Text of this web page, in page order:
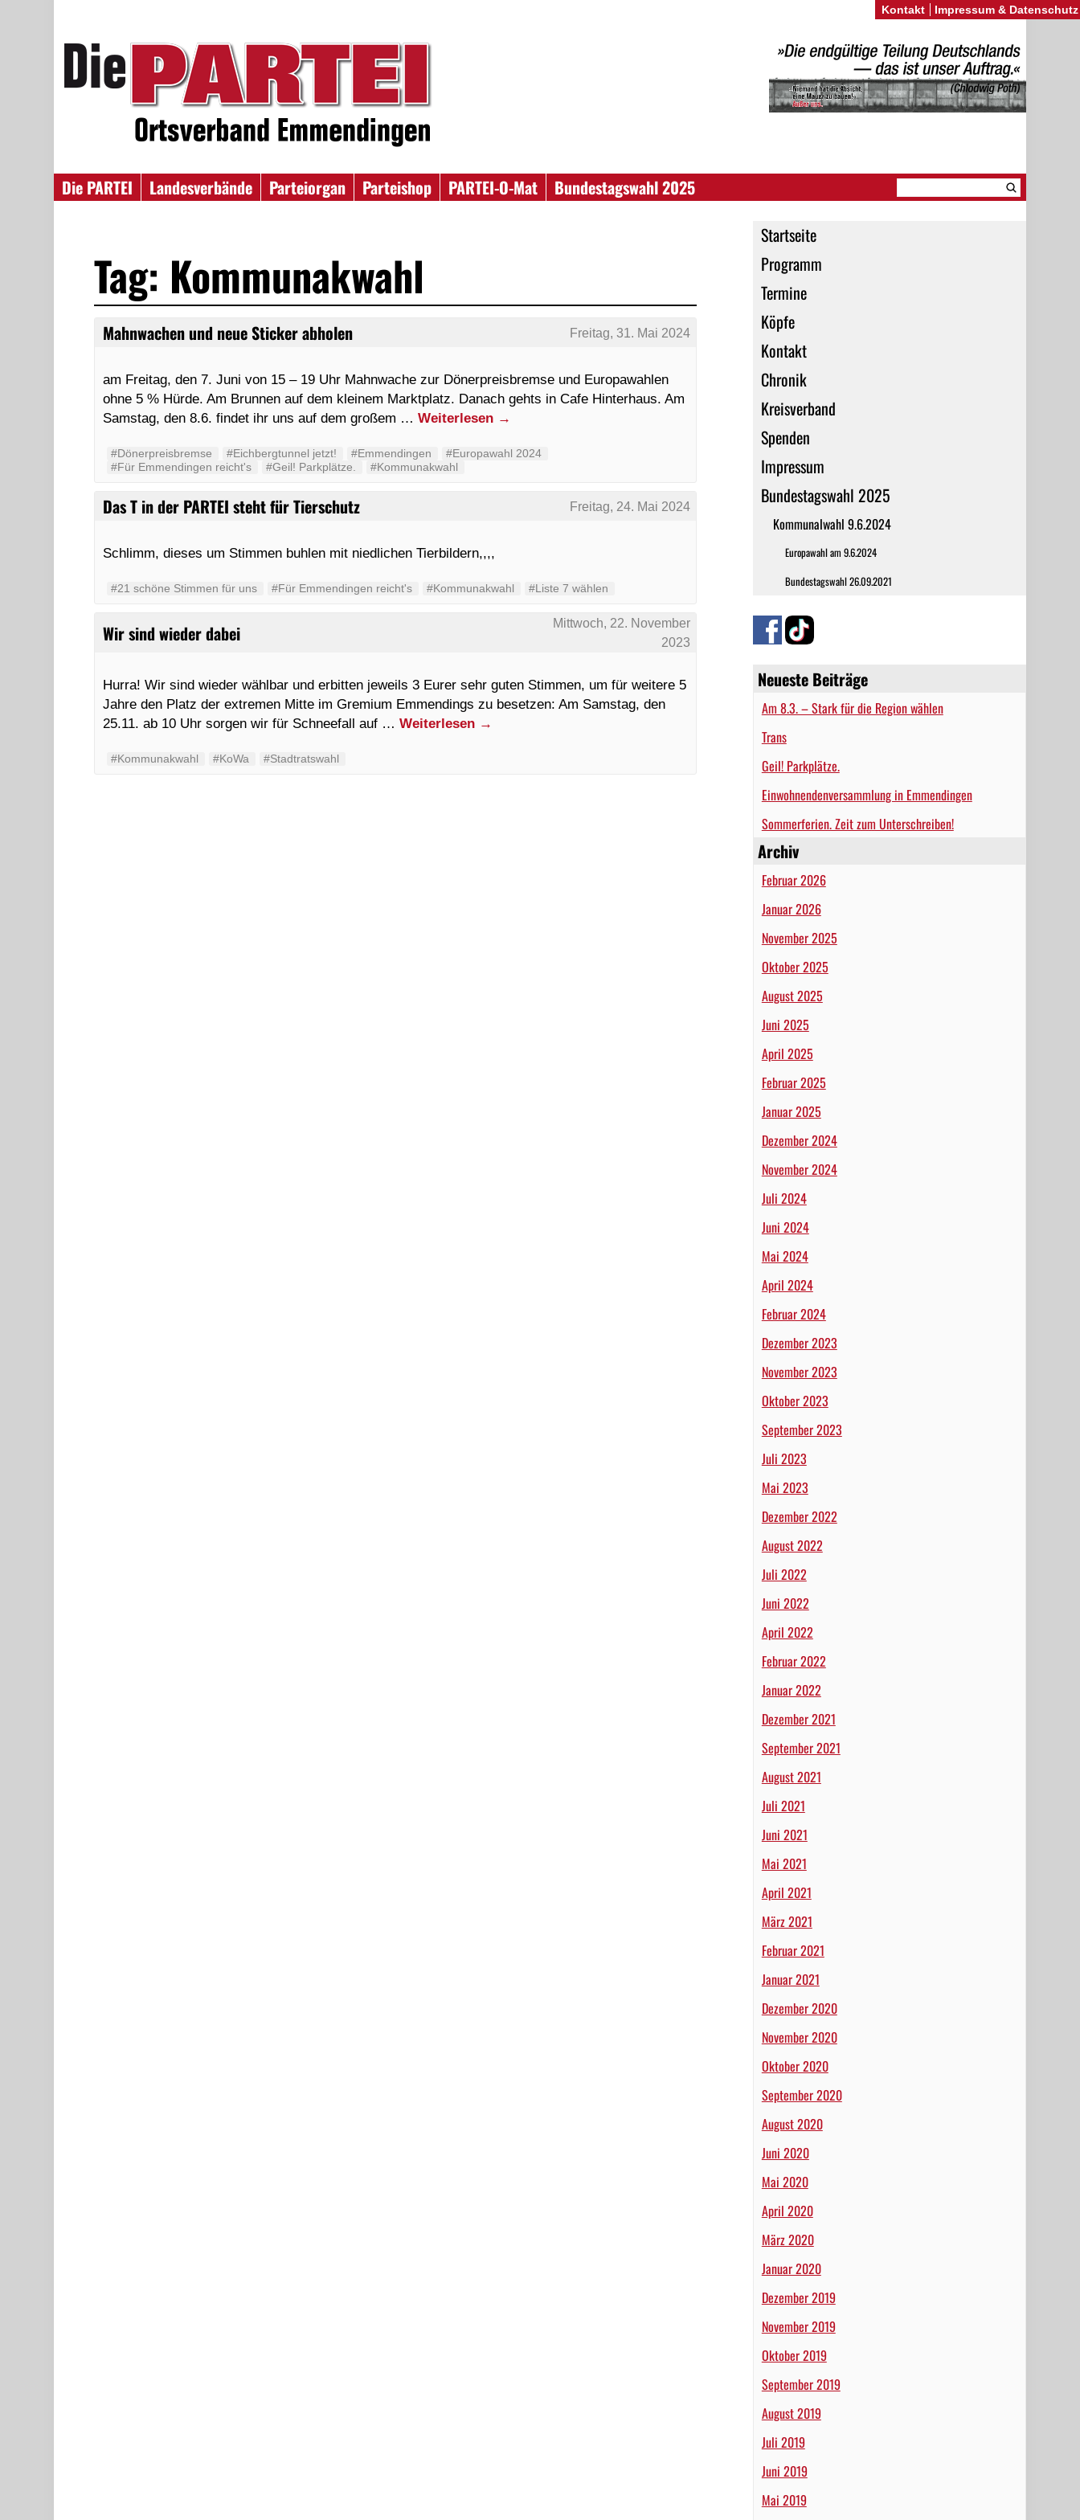
Die PARTEI Landesverbände Parteiorgan Parteishop PARTEI-O-Mat
Bundestagswahl 2025
Startseite
Programm
Termine
Köpfe
Kontakt
Chronik
Kreisverband
Spenden
Impressum
Bundestagswahl 2025
Kommunalwahl 9.6.2024
Europawahl am 9.6.2024
Bundestagswahl 26.09.2021
Neueste Beiträge
Am 8.3. – Stark für die Region wählen
Trans
Geil! Parkplätze.
Einwohnendenversammlung in Emmendingen
Sommerferien. Zeit zum Unterschreiben!
Archiv
Februar 2026
Januar 2026
November 2025
Oktober 2025
August 2025
Juni 2025
April 2025
Februar 2025
Januar 2025
Dezember 2024
November 2024
Juli 2024
Juni 2024
Mai 2024
April 2024
Februar 2024
Dezember 2023
November 2023
Oktober 2023
September 2023
Juli 2023
Mai 2023
Dezember 2022
August 2022
Juli 2022
Juni 2022
April 2022
Februar 2022
Januar 2022
Dezember 2021
September 2021
August 2021
Juli 2021
Juni 2021
Mai 2021
April 2021
März 2021
Februar 2021
Januar 2021
Dezember 2020
November 2020
Oktober 2020
September 2020
August 2020
Juni 2020
Mai 2020
April 2020
März 2020
Januar 2020
Dezember 2019
November 2019
Oktober 2019
September 2019
August 2019
Juli 2019
Juni 2019
Mai 2019
Tag: Kommunakwahl
Mahnwachen und neue Sticker abholen Freitag, 31. Mai 2024
am Freitag, den 7. Juni von 15 – 19 Uhr Mahnwache zur Dönerpreisbremse und Europawahlen
ohne 5 % Hürde. Am Brunnen auf dem kleinem Marktplatz. Danach gehts in Cafe Hinterhaus. Am
Samstag, den 8.6. findet ihr uns auf dem großem …Weiterlesen →
#Dönerpreisbremse #Eichbergtunnel jetzt! #Emmendingen
#Europawahl 2024
#Für Emmendingen reicht's
#Geil! Parkplätze. #Kommunakwahl
Das T in der PARTEI steht für Tierschutz Freitag, 24. Mai 2024
Schlimm, dieses um Stimmen buhlen mit niedlichen Tierbildern,,,,
#21 schöne Stimmen für uns #Für Emmendingen reicht's #Kommunakwahl #Liste 7 wählen
Wir sind wieder dabei
Mittwoch, 22. November
2023
Hurra! Wir sind wieder wählbar und erbitten jeweils 3 Eurer sehr guten Stimmen, um für weitere 5
Jahre den Platz der extremen Mitte im Gremium Emmendings zu besetzen: Am Samstag, den
25.11. ab 10 Uhr sorgen wir für Schneefall auf …Weiterlesen →
#Kommunakwahl #KoWa #Stadtratswahl
Kontakt Impressum & Datenschutz